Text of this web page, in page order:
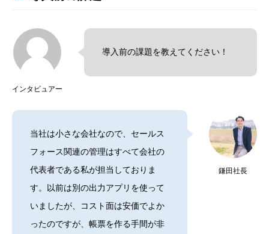
インタビュアー
導入前の課題を教えてください！
鎌田社長
当社は小さな会社なので、セールス
フォース関連の管理はすべて会社の
代表者である私が担当しておりま
す。以前は別の出力アプリを使って
いましたが、コスト面は安価でよか
ったのですが、帳票を作る手間が非